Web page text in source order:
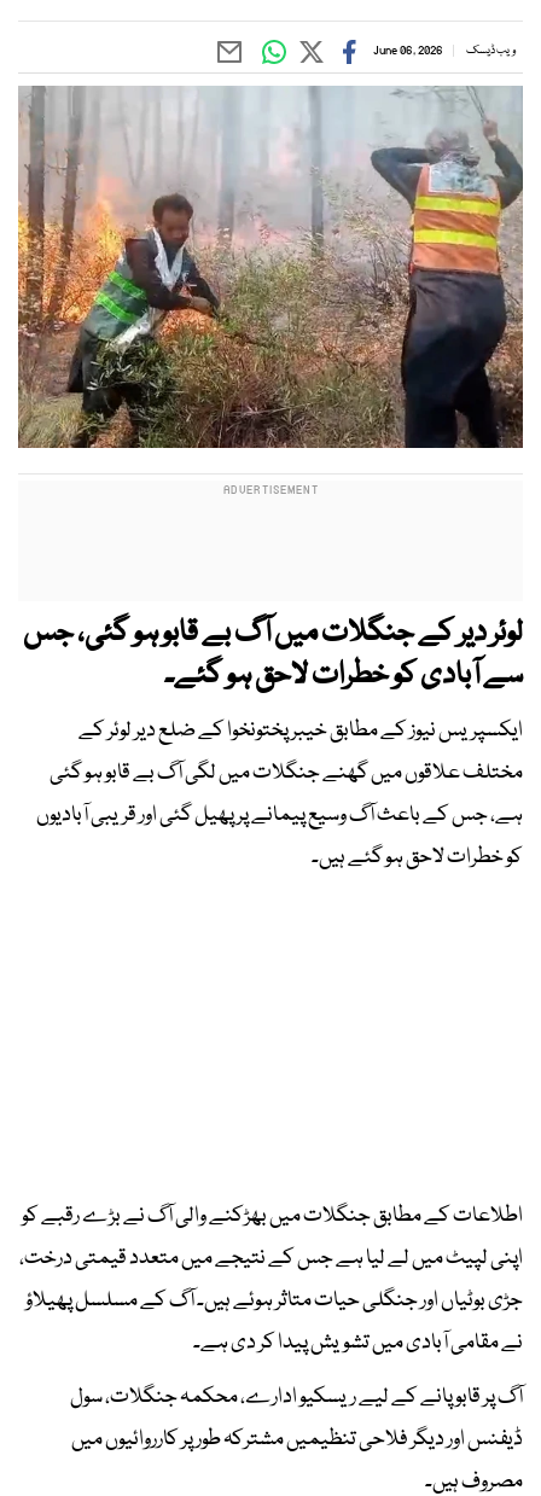
ویب ڈیسک June 06, 2026
لوئر دیر کے جنگلات میں آگ بے قابو ہو گئی، جس
سے آبادی کو خطرات لاحق ہو گئے۔
ایکسپریس نیوز کے مطابق خیبر پختونخوا کے ضلع دیر لوئر کے
مختلف علاقوں میں گھنے جنگلات میں لگی آگ بے قابو ہو گئی
ہے، جس کے باعث آگ وسیع پیمانے پر پھیل گئی اور قریبی آبادیوں
کو خطرات لاحق ہو گئے ہیں۔
اطلاعات کے مطابق جنگلات میں بھڑکنے والی آگ نے بڑے رقبے کو
اپنی لپیٹ میں لے لیا ہے جس کے نتیجے میں متعدد قیمتی درخت،
جڑی بوٹیاں اور جنگلی حیات متاثر ہوئے ہیں۔ آگ کے مسلسل پھیلاؤ
نے مقامی آبادی میں تشویش پیدا کر دی ہے۔
آگ پر قابو پانے کے لیے ریسکیو ادارے، محکمہ جنگلات، سول
ڈیفنس اور دیگر فلاحی تنظیمیں مشترکہ طور پر کارروائیوں میں
مصروف ہیں۔